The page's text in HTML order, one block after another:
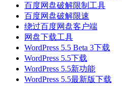
百度网盘破解限制工具
百度网盘破解限速
绕过百度网盘客户端
网盘下载工具
WordPress 5.5 Beta 3下载
WordPress 5.5下载
WordPress 5.5新功能
WordPress 5.5最新版下载